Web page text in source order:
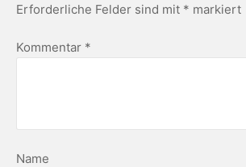
Erforderliche Felder sind mit * markiert
Kommentar *
Name